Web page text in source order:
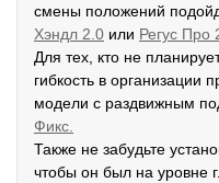
смены положений
Хэндл 2.0 или Регус Про
Для тех, кто не
гибкость в организации
модели с раздвижным
Фикс.
Также не забудьте
чтобы он был на уровне